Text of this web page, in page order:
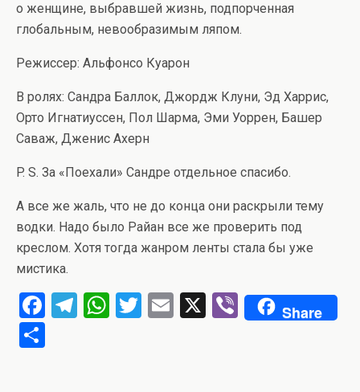
о женщине, выбравшей жизнь, подпорченная
глобальным, невообразимым ляпом.
Режиссер: Альфонсо Куарон
В ролях: Сандра Баллок, Джордж Клуни, Эд Харрис,
Орто Игнатиуссен, Пол Шарма, Эми Уоррен, Башер
Саваж, Дженис Ахерн
P. S. За «Поехали» Сандре отдельное спасибо.
А все же жаль, что не до конца они раскрыли тему
водки. Надо было Райан все же проверить под
креслом. Хотя тогда жанром ленты стала бы уже
мистика.
F
T
W T
E
X
Vi
b
Share